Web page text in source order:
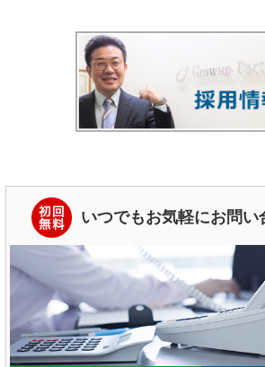
いつでもお気軽にお問い